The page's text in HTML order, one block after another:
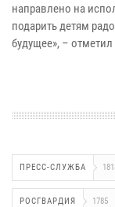
направлено на
подарить детям
будущее», –
ПРЕСС-СЛУЖБА
РОСГВАРДИЯ 1785